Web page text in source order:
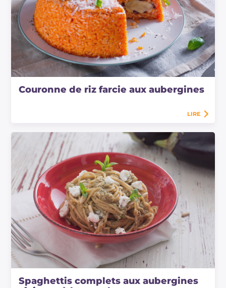
Couronne de riz farcie aux aubergines
LIRE
Spaghettis complets aux aubergines